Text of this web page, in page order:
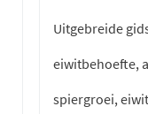
Uitgebreide
eiwitbehoefte,
spiergroei,